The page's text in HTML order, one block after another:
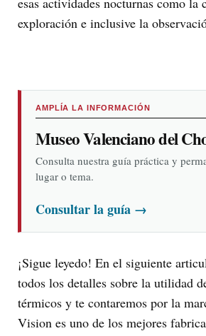
exploración e inclusive la
AMPLÍA LA INFORMACIÓN
Museo Valenciano del
Consulta nuestra guía práctica y
lugar o tema.
Consultar la guía →
¡Sigue leyedo! En el siguiente
todos los detalles sobre la utilidad
térmicos y te contaremos por la
Vision es uno de los mejores